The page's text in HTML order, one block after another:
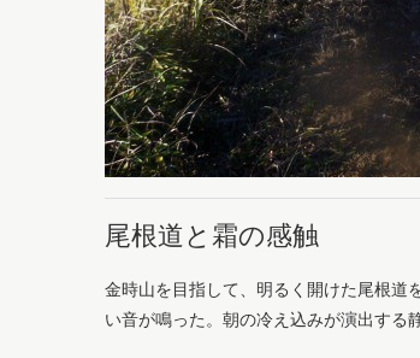
尾根道と霜の感触
金時山を目指して、明るく開けた尾根道
い音が鳴った。朝の冷え込みが演出する